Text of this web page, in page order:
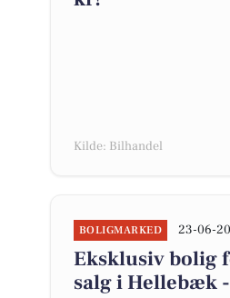
Kilde: Bilhandel
BOLIGMARKED 23-06-
Eksklusiv bolig
salg i Hellebæk